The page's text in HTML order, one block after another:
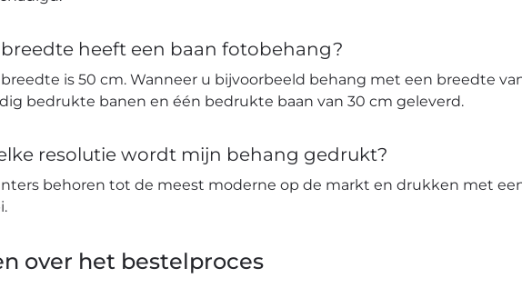
heeft een baan fotobehang?
is 50 cm. Wanneer u bijvoorbeeld behang met een breedte
bedrukte banen en één bedrukte baan van 30 cm geleverd.
resolutie wordt mijn behang gedrukt?
behoren tot de meest moderne op de markt en drukken met
over het bestelproces